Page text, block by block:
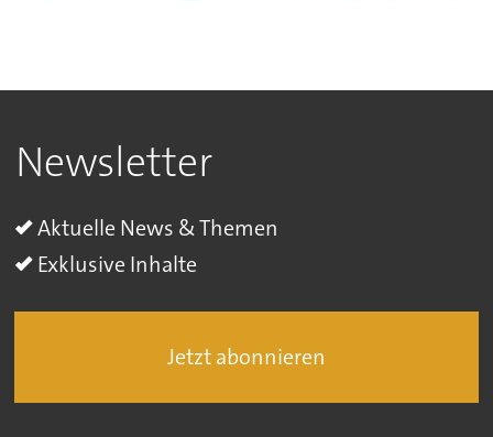
Newsletter
Aktuelle News & Themen
Exklusive Inhalte
Jetzt abonnieren